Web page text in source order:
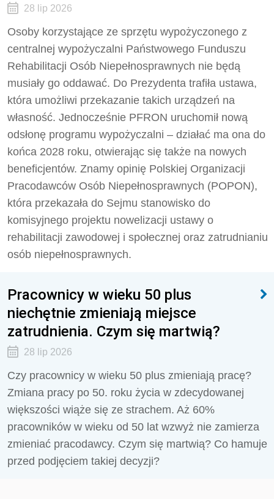
28 lip 2026
Osoby korzystające ze sprzętu wypożyczonego z
centralnej wypożyczalni Państwowego Funduszu
Rehabilitacji Osób Niepełnosprawnych nie będą
musiały go oddawać. Do Prezydenta trafiła ustawa,
która umożliwi przekazanie takich urządzeń na
własność. Jednocześnie PFRON uruchomił nową
odsłonę programu wypożyczalni – działać ma ona do
końca 2028 roku, otwierając się także na nowych
beneficjentów. Znamy opinię Polskiej Organizacji
Pracodawców Osób Niepełnosprawnych (POPON),
która przekazała do Sejmu stanowisko do
komisyjnego projektu nowelizacji ustawy o
rehabilitacji zawodowej i społecznej oraz zatrudnianiu
osób niepełnosprawnych.
Pracownicy w wieku 50 plus
niechętnie zmieniają miejsce
zatrudnienia. Czym się martwią?
28 lip 2026
Czy pracownicy w wieku 50 plus zmieniają pracę?
Zmiana pracy po 50. roku życia w zdecydowanej
większości wiąże się ze strachem. Aż 60%
pracowników w wieku od 50 lat wzwyż nie zamierza
zmieniać pracodawcy. Czym się martwią? Co hamuje
przed podjęciem takiej decyzji?